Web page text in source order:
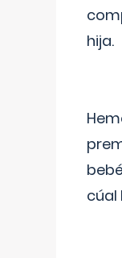
hija.